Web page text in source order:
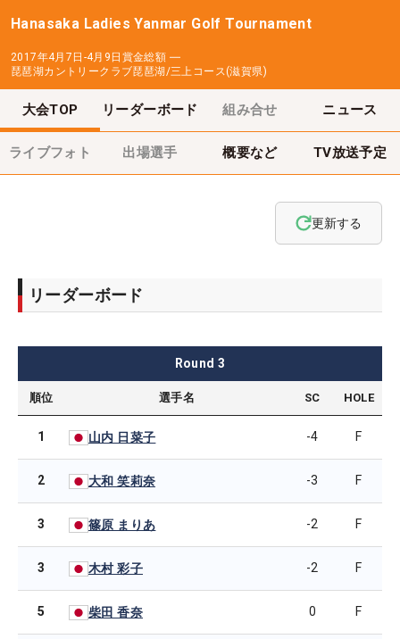
Hanasaka Ladies Yanmar Golf Tournament
2017年4月7日-4月9日 賞金総額 ―
琵琶湖カントリークラブ琵琶湖/三上コース(滋賀県)
大会TOP リーダーボード 組み合せ ニュース
ライブフォト 出場選手 概要など TV放送予定
更新する
リーダーボード
Round 3
順位 選手名 SC HOLE
1 山内 日菜子 -4 F
2 大和 笑莉奈 -3 F
3 篠原 まりあ -2 F
3 木村 彩子 -2 F
5 柴田 香奈 0 F